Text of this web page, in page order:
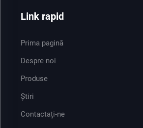
Link rapid
Prima pagină
Despre noi
Produse
Știri
Contactați-ne